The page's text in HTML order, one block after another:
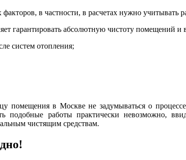
в частности, в расчетах нужно учитывать
гарантировать абсолютную чистоту помещений и
систем отопления;
помещения в Москве не задумываться о
подобные работы практически невозможно,
чистящим средствам.